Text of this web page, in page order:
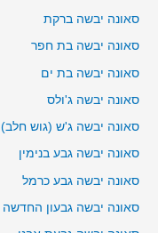
סאונה יבשה ברקת
סאונה יבשה בת חפר
סאונה יבשה בת ים
סאונה יבשה ג'ולס
סאונה יבשה ג'ש (גוש חלב)
סאונה יבשה גבע בנימין
סאונה יבשה גבע כרמל
סאונה יבשה גבעון החדשה